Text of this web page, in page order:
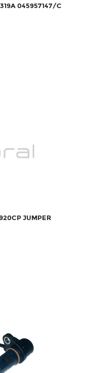
045957147/C
JUMPER